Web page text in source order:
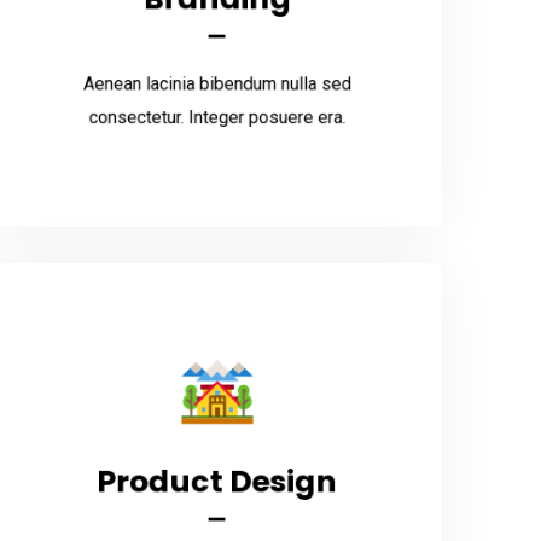
Aenean lacinia bibendum nulla sed
consectetur. Integer posuere era.
consectetur. Integer posuere era.
Read More
Product Design
Product Design
Aenean lacinia bibendum nulla sed
consectetur. Integer posuere era.